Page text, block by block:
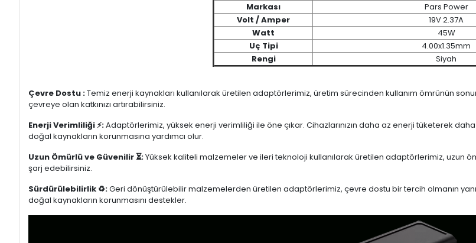
Markası
Pars Power
Volt / Amper
19V 2.37A
Watt
45W
Uç Tipi
4.00x1.35mm
Rengi
Siyah
Çevre Dostu :Temiz enerji kaynakları kullanılarak üretilen adaptörlerimiz, üretim sürecinden kullanım ömrünün
çevreye olan katkınızı artırabilirsiniz.
Enerji Verimliliği ⚡:Adaptörlerimiz, yüksek enerji verimliliği ile öne çıkar. Cihazlarınızın daha az enerji tüketerek
doğal kaynakların korunmasına yardımcı olur.
Uzun Ömürlü ve Güvenilir ⏳:Yüksek kaliteli malzemeler ve ileri teknoloji kullanılarak üretilen adaptörlerimiz, uzun
şarj edebilirsiniz.
Sürdürülebilirlik ♻️:Geri dönüştürülebilir malzemelerden üretilen adaptörlerimiz, çevre dostu bir tercih olmanın yanı
doğal kaynakların korunmasını destekler.